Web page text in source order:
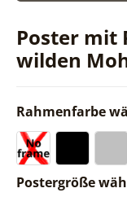
Poster mit
wilden
Rahmenfarbe
Postergröße